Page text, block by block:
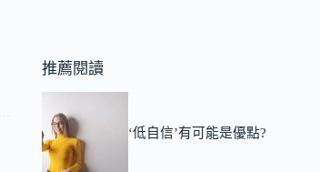
推薦閱讀
‘低自信’有可能是優點?